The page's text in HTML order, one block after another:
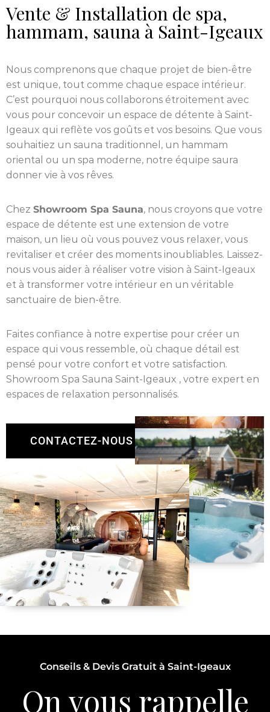
Vente & Installation de spa,
hammam, sauna à Saint-Igeaux
Nous comprenons que chaque projet de bien-être
est unique, tout comme chaque espace intérieur.
C’est pourquoi nous collaborons étroitement avec
vous pour concevoir un espace de détente à Saint-
Igeaux qui reflète vos goûts et vos besoins. Que vous
souhaitiez un sauna traditionnel, un hammam
oriental ou un spa moderne, notre équipe saura
donner vie à vos rêves.
Chez Showroom Spa Sauna, nous croyons que votre
espace de détente est une extension de votre
maison, un lieu où vous pouvez vous relaxer, vous
revitaliser et créer des moments inoubliables. Laissez-
nous vous aider à réaliser votre vision à Saint-Igeaux
et à transformer votre intérieur en un véritable
sanctuaire de bien-être.
Faites confiance à notre expertise pour créer un
espace qui vous ressemble, où chaque détail est
pensé pour votre confort et votre satisfaction.
Showroom Spa Sauna Saint-Igeaux , votre expert en
espaces de relaxation personnalisés.
CONTACTEZ-NOUS
Conseils & Devis Gratuit à Saint-Igeaux
On vous rappelle